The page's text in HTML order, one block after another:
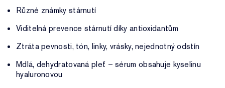
Různé známky stárnutí
Viditelná prevence stárnutí díky antioxidantům
Ztráta pevnosti, tón, linky, vrásky, nejednotný odstín
Mdlá, dehydratovaná pleť – sérum obsahuje kyselinu
hyaluronovou